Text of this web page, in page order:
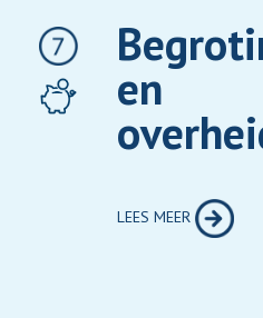
en
LEES MEER